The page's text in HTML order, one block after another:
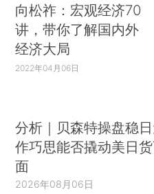
向松祚：宏观经济70
讲，带你了解国内外
经济大局
2022年04月06日
分析｜贝森特操盘稳
作巧思能否撬动美日
面
2026年08月06日